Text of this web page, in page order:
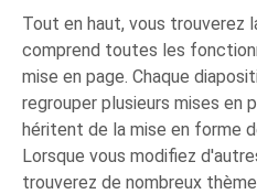
Tout en haut, vous trouverez
comprend toutes les
mise en page. Chaque
regrouper plusieurs mises en
héritent de la mise en forme
Lorsque vous modifiez
trouverez de nombreux